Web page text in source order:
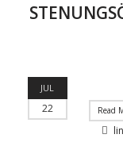
JUL
22 Read